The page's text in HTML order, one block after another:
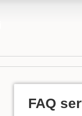
FAQ